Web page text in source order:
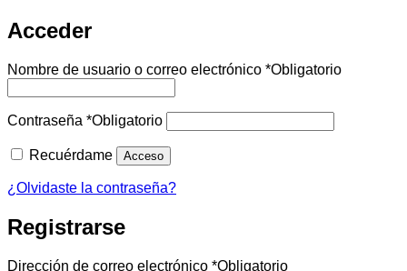
Acceder
Nombre de usuario o correo electrónico *Obligatorio
Contraseña *Obligatorio
Recuérdame Acceso
¿Olvidaste la contraseña?
Registrarse
Dirección de correo electrónico *Obligatorio